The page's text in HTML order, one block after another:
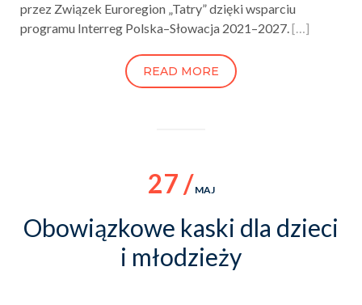
przez Związek Euroregion „Tatry” dzięki wsparciu
programu Interreg Polska–Słowacja 2021–2027.[…]
READ MORE
27 / MAJ
Obowiązkowe kaski dla dzieci
i młodzieży